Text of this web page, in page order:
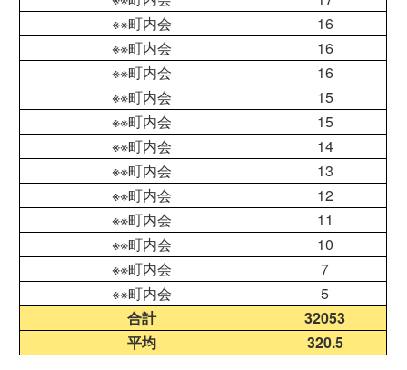
※※町内会
16
※※町内会
16
※※町内会
16
※※町内会
15
※※町内会
15
※※町内会
14
※※町内会
13
※※町内会
12
※※町内会
11
※※町内会
10
※※町内会
7
※※町内会
5
合計
32053
平均
320.5